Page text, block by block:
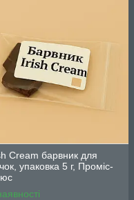
Cream барвник для
упаковка 5 г, Проміс-